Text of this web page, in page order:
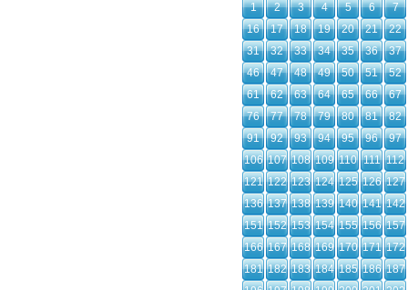
1 2 3 4 5 6
7
16
17 18 19 20 21
22
31
32 33 34 35 36
37
46
47 48 49 50 51
52
61
62 63 64 65 66
67
76
77 78 79 80 81
82
91
92 93 94 95 96
97
106 107 108 109 110 111 112
121 122 123 124 125 126 127
136 137 138 139 140 141 142
151 152 153 154 155 156 157
166 167 168 169 170 171 172
181 182 183 184 185 186 187